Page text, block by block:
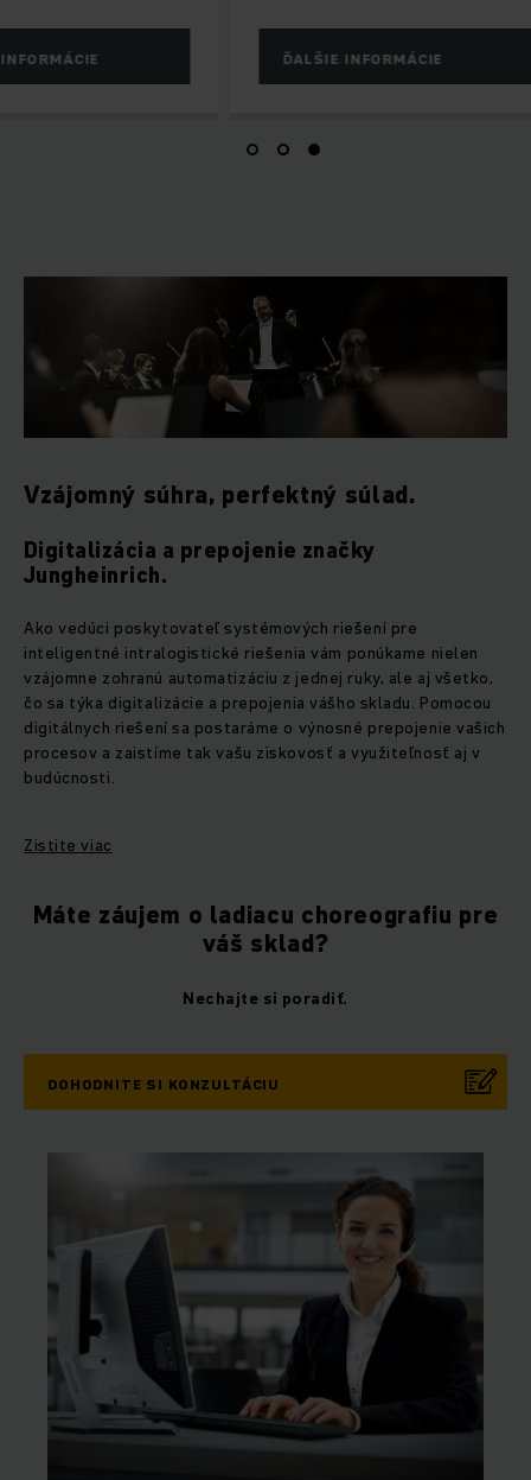
ĎALŠIE INFORMÁCIE
Vzájomný súhra, perfektný súlad.
Digitalizácia a prepojenie značky
Jungheinrich.
Ako vedúci poskytovateľ systémových riešení pre
inteligentné intralogistické riešenia vám ponúkame nielen
vzájomne zohranú automatizáciu z jednej ruky, ale aj všetko,
čo sa týka digitalizácie a prepojenia vášho skladu. Pomocou
digitálnych riešení sa postaráme o výnosné prepojenie vašich
procesov a zaistíme tak vašu ziskovosť a využiteľnosť aj v
budúcnosti.
Zistite viac
Máte záujem o ladiacu choreografiu pre
váš sklad?
Nechajte si poradiť.
DOHODNITE SI KONZULTÁCIU